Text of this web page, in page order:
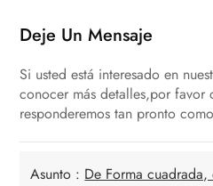
Deje Un Mensaje
Si usted está interesado en
conocer más detalles,por favor
responderemos tan pronto
Asunto : De Forma